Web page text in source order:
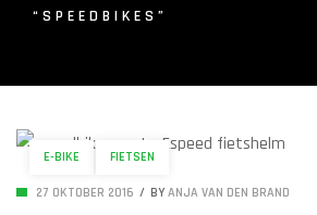
“SPEEDBIKES”
E-BIKE FIETSEN
27 OKTOBER 2016 BY ANJA VAN DEN BRAND